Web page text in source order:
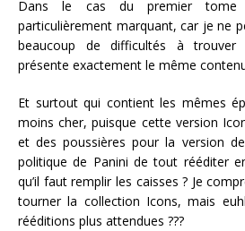
Dans le cas du premier tome
particulièrement marquant, car je ne
beaucoup de difficultés à
présente exactement le même
Et surtout qui contient les mêmes
moins cher, puisque cette version
et des poussières pour la version
politique de Panini de tout rééditer
qu’il faut remplir les caisses ? Je
tourner la collection Icons, mais
rééditions plus attendues ???